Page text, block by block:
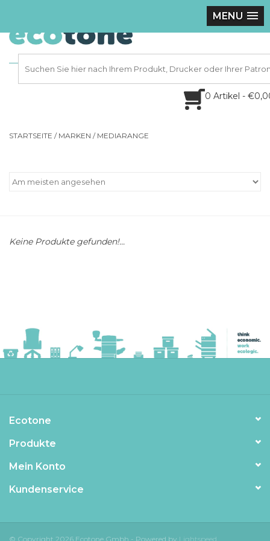
MENU
0 Artikel -
STARTSEITE / MARKEN / MEDIARANGE
Keine Produkte gefunden!...
Ecotone
Produkte
Mein Konto
Kundenservice
© Copyright 2026 Ecotone Gmbh - Powered by Lightspeed